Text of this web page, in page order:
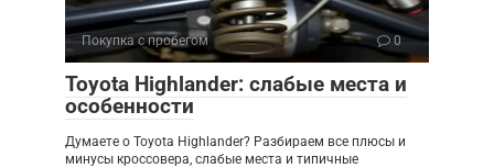
Покупка с пробегом 0
Toyota Highlander: слабые места и
особенности
Думаете о Toyota Highlander? Разбираем все плюсы и
минусы кроссовера, слабые места и типичные